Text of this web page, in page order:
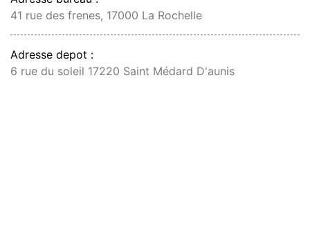
41 rue des frenes, 17000 La Rochelle
Adresse depot :
6 rue du soleil 17220 Saint Médard D'aunis